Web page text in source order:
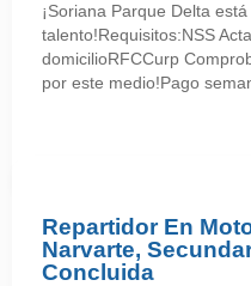
¡Soriana Parque Delta
talento!Requisitos:NSS
domicilioRFCCurp
por este medio!Pago
Repartidor En
Narvarte,
Concluida